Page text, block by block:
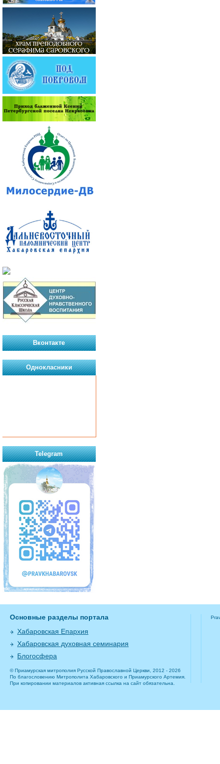
Вконтакте
Однокласники
Telegram
Основные разделы портала
Хабаровская Епархия
Хабаровская духовная семинария
Блогосфера
© Приамурская митрополия Русской Православной Церкви, 2012 - 2026
По благословению Митрополита Хабаровского и Приамурского Артемия.
При копировании материалов активная ссылка на сайт обязательна.